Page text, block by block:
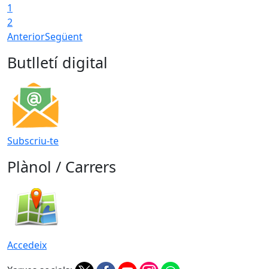
1
2
AnteriorSegüent
Butlletí digital
Subscriu-te
Plànol / Carrers
Accedeix